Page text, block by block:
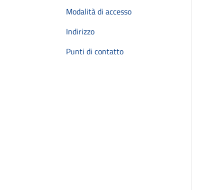
Modalità di accesso
Indirizzo
Punti di contatto